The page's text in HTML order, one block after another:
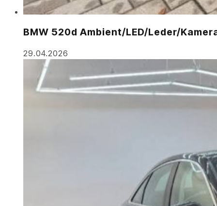
BMW 520d Ambient/LED/Leder/
29.04.2026